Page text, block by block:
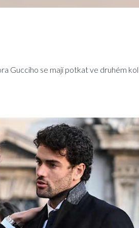
Gucciho se mají potkat ve druhém